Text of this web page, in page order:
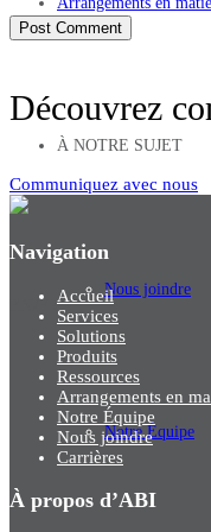
À NOTRE SUJET
Nous joindre
Notre Équipe
FR
Découvrez
Communiquez avec nous
Navigation
Accueil
Services
Solutions
Produits
Ressources
Arrangements en
Notre Équipe
Nous joindre
Carrières
À propos d’ABI